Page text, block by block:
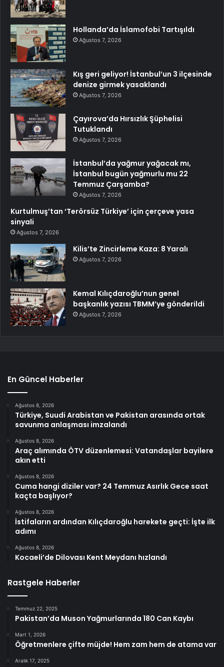
Hollanda’da İslamofobi Tartışıldı
Ağustos 7, 2026
Kış geri geliyor! İstanbul’un 3 ilçesinde
denize girmek yasaklandı
Ağustos 7, 2026
Çayırova’da Hırsızlık Şüphelisi
Tutuklandı
Ağustos 7, 2026
İstanbul’da yağmur yağacak mı,
İstanbul bugün yağmurlu mu 22
Temmuz Çarşamba?
Ağustos 7, 2026
Kurtulmuş’tan ‘Terörsüz Türkiye’ için çerçeve yasa
sinyali
Ağustos 7, 2026
Kilis’te Zincirleme Kaza: 8 Yaralı
Ağustos 7, 2026
Kemal Kılıçdaroğlu’nun genel
başkanlık yazısı TBMM’ye gönderildi
Ağustos 7, 2026
En Güncel Haberler
Ağustos 8, 2026
Türkiye, Suudi Arabistan ve Pakistan arasında ortak
savunma anlaşması imzalandı
Ağustos 8, 2026
Araç alımında ÖTV düzenlemesi: Vatandaşlar bayilere
akın etti
Ağustos 8, 2026
Cuma hangi diziler var? 24 Temmuz Asırlık Gece saat
kaçta başlıyor?
Ağustos 8, 2026
İstifaların ardından Kılıçdaroğlu harekete geçti: İşte ilk
adımı
Ağustos 8, 2026
Kocaeli’de Dilovası Kent Meydanı hızlandı
Rastgele Haberler
Temmuz 22, 2025
Pakistan’da Muson Yağmurlarında 180 Can Kaybı
Mart 1, 2026
Öğretmenlere çifte müjde! Hem zam hem de atama var
Aralık 17, 2025